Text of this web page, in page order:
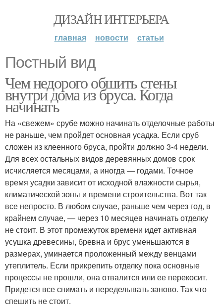
ДИЗАЙН ИНТЕРЬЕРА
главная новости статьи
Постный вид
Чем недорого обшить стены
внутри дома из бруса. Когда
начинать
На «свежем» срубе можно начинать отделочные работы
не раньше, чем пройдет основная усадка. Если сруб
сложен из клеенного бруса, пройти должно 3-4 недели.
Для всех остальных видов деревянных домов срок
исчисляется месяцами, а иногда — годами. Точное
время усадки зависит от исходной влажности сырья,
климатической зоны и времени строительства. Вот так
все непросто. В любом случае, раньше чем через год, в
крайнем случае, — через 10 месяцев начинать отделку
не стоит. В этот промежуток времени идет активная
усушка древесины, бревна и брус уменьшаются в
размерах, уминается проложенный между венцами
утеплитель. Если прикрепить отделку пока основные
процессы не прошли, она отвалится или ее перекосит.
Придется все снимать и переделывать заново. Так что
спешить не стоит.